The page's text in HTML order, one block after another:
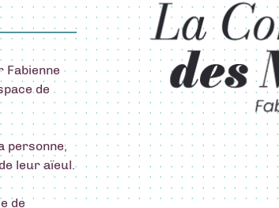
Fabienne
de
personne,
leur aïeul.
de